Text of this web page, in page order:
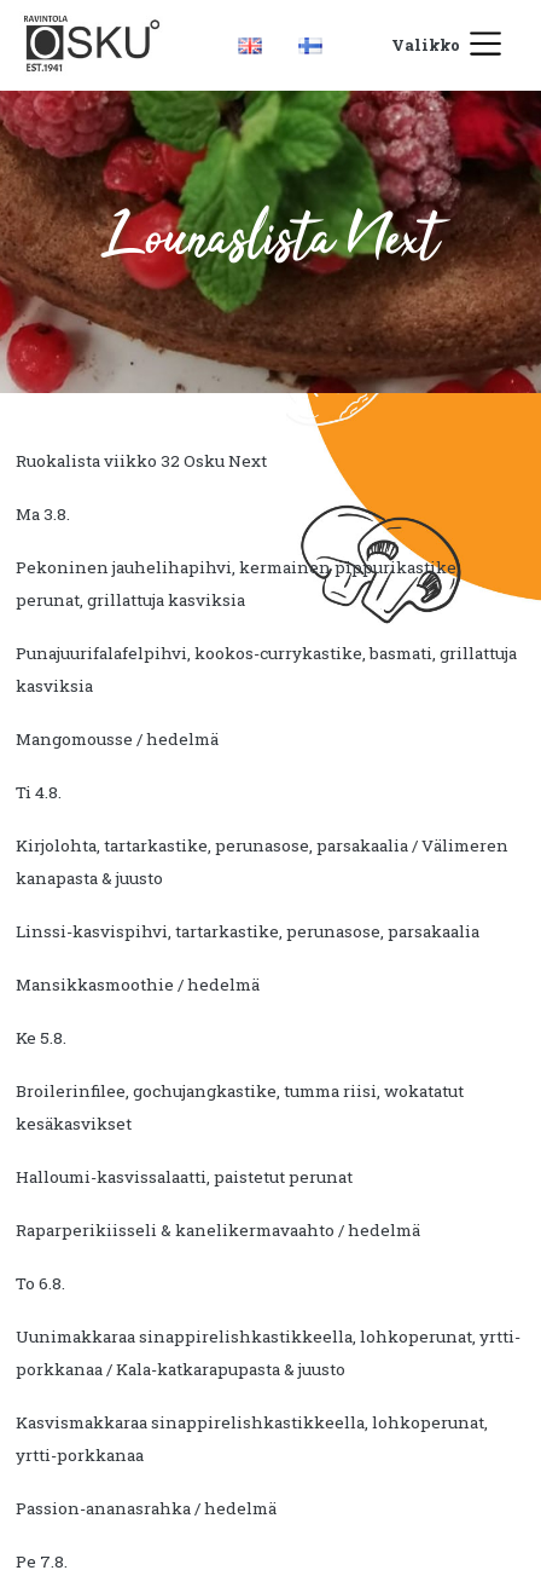
Valikko
Lounaslista Next
Ruokalista viikko 32 Osku Next
Ma 3.8.
Pekoninen jauhelihapihvi, kermainen pippurikastike,
perunat, grillattuja kasviksia
Punajuurifalafelpihvi, kookos-currykastike, basmati, grillattuja
kasviksia
Mangomousse / hedelmä
Ti 4.8.
Kirjolohta, tartarkastike, perunasose, parsakaalia / Välimeren
kanapasta & juusto
Linssi-kasvispihvi, tartarkastike, perunasose, parsakaalia
Mansikkasmoothie / hedelmä
Ke 5.8.
Broilerinfilee, gochujangkastike, tumma riisi, wokatatut
kesäkasvikset
Halloumi-kasvissalaatti, paistetut perunat
Raparperikiisseli & kanelikermavaahto / hedelmä
To 6.8.
Uunimakkaraa sinappirelishkastikkeella, lohkoperunat, yrtti-
porkkanaa / Kala-katkarapupasta & juusto
Kasvismakkaraa sinappirelishkastikkeella, lohkoperunat,
yrtti-porkkanaa
Passion-ananasrahka / hedelmä
Pe 7.8.